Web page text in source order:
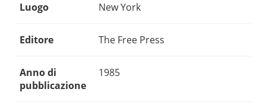
Luogo New York
Editore The Free Press
Anno di
pubblicazione
1985